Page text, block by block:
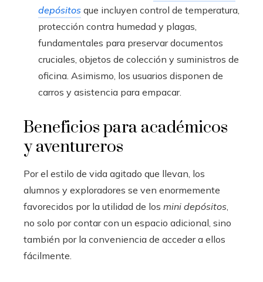
depósitos que incluyen control de temperatura,
protección contra humedad y plagas,
fundamentales para preservar documentos
cruciales, objetos de colección y suministros de
oficina. Asimismo, los usuarios disponen de
carros y asistencia para empacar.
Beneficios para académicos
y aventureros
Por el estilo de vida agitado que llevan, los
alumnos y exploradores se ven enormemente
favorecidos por la utilidad de los mini depósitos
no solo por contar con un espacio adicional, sino
también por la conveniencia de acceder a ellos
fácilmente.